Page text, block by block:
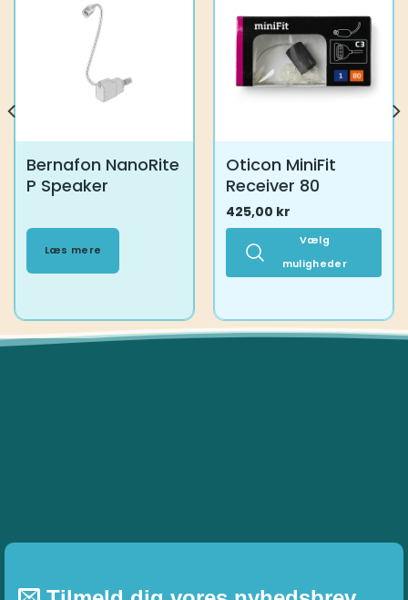
Bernafon NanoRite
P Speaker
Læs mere
Oticon MiniFit
Receiver 80
425,00 kr
Vælg
muligheder
har